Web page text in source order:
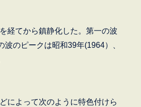
経てから鎮静化した。第一の波
のピークは昭和39年(1964）、
によって次のように特色付けら